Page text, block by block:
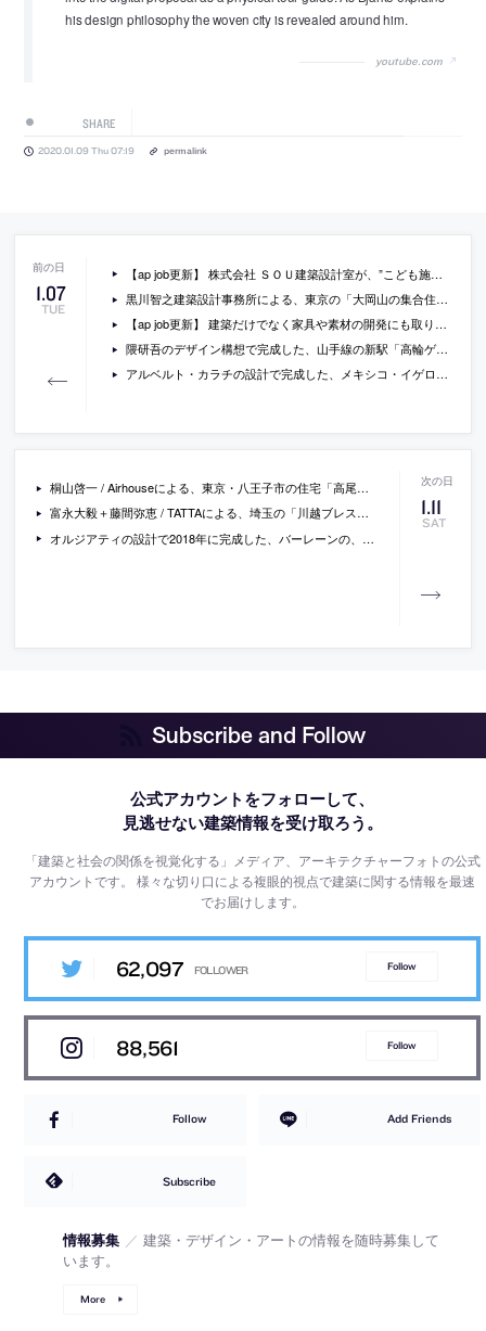
his design philosophy the woven city is revealed around him.
youtube.com
SHARE
2020.01.09 Thu 07:19 permalink
1.07
TUE
【ap job更新】 株式会社 ＳＯＵ建築設計室が、”こども施設”他の建築意匠設計スタッフ（正社員 / 契約社員 / アルバイト・パート）を募集中
黒川智之建築設計事務所による、東京の「大岡山の集合住宅」
【ap job更新】 建築だけでなく家具や素材の開発にも取り組む建築事務所「AIDAHO」 が、設計スタッフ（正社員）を募集中
隈研吾のデザイン構想で完成した、山手線の新駅「高輪ゲートウェイ駅」の見学会が開催
アルベルト・カラチの設計で完成した、メキシコ・イゲロンの、2017年メキシコ中部地震で被災した小学校の建替えプロジェクトの写真
1.11
SAT
桐山啓一 / Airhouseによる、東京・八王子市の住宅「高尾の家」
富永大毅＋藤間弥恵 / TATTAによる、埼玉の「川越ブレストクリニック」の写真
オルジアティの設計で2018年に完成した、バーレーンの、ユネスコ世界遺産登録された真珠採取業の遺構の為のヴィジターセンター「Pearling Site Visitor Centre」の、イワン・バーンの撮影した写真
Subscribe and Follow
公式アカウントをフォローして、
見逃せない建築情報を受け取ろう。
「建築と社会の関係を視覚化する」メディア、アーキテクチャーフォトの公式
アカウントです。様々な切り口による複眼的視点で建築に関する情報を最速
でお届けします。
62,097 Follow
88,561 Follow
Follow Add Friends
Subscribe
情報募集 ／ 建築・デザイン・アートの情報を随時募集して
います。
More